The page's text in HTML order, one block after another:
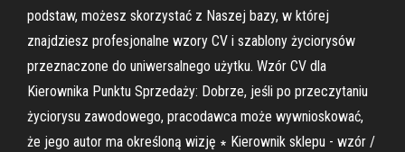
podstaw, możesz skorzystać z Naszej bazy, w której
znajdziesz profesjonalne wzory CV i szablony życiorysów
przeznaczone do uniwersalnego użytku. Wzór CV dla
Kierownika Punktu Sprzedaży: Dobrze, jeśli po przeczytaniu
życiorysu zawodowego, pracodawca może wywnioskować,
że jego autor ma określoną wizję ∗ Kierownik sklepu - wzór /